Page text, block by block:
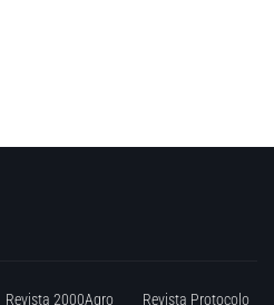
Revista 2000Agro Revista Protocolo